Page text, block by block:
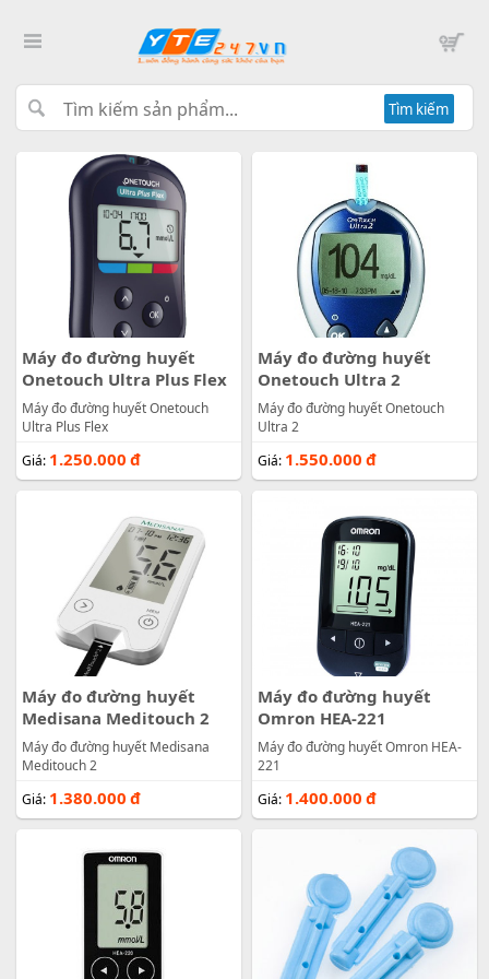
Tìm kiếm
Máy đo đường huyết
Onetouch Ultra Plus Flex
Máy đo đường huyết Onetouch
Ultra Plus Flex
Giá: 1.250.000 đ
Máy đo đường huyết
Onetouch Ultra 2
Máy đo đường huyết Onetouch
Ultra 2
Giá: 1.550.000 đ
Máy đo đường huyết
Medisana Meditouch 2
Máy đo đường huyết Medisana
Meditouch 2
Giá: 1.380.000 đ
Máy đo đường huyết
Omron HEA-221
Máy đo đường huyết Omron HEA-
221
Giá: 1.400.000 đ